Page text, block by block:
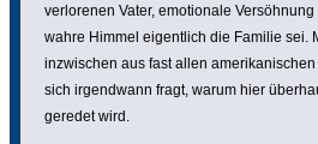
verlo­renen Vater, emotio­nale
wahre Himmel eigent­lich die Familie sei.
inzwi­schen aus fast allen
sich irgend­wann fragt, warum hier
geredet wird.